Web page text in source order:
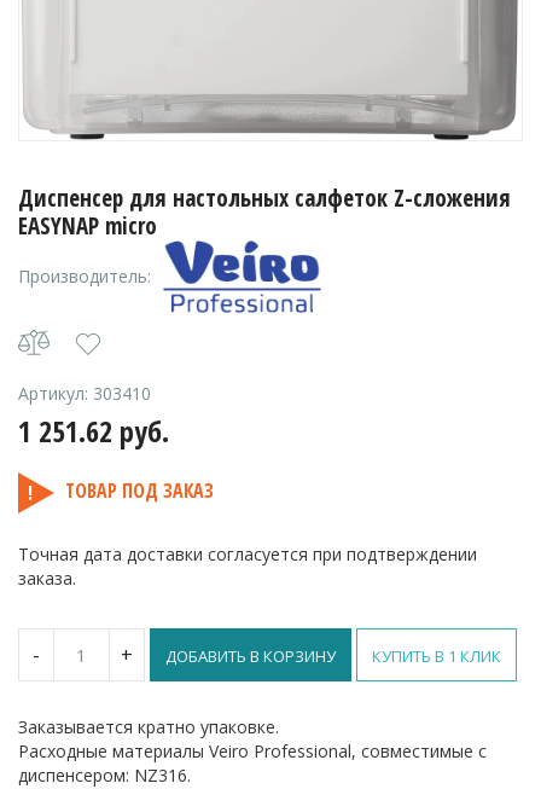
Диспенсер для настольных салфеток Z-сложения
EASYNAP micro
Производитель:
Артикул: 303410
1 251.62 руб.
ТОВАР ПОД ЗАКАЗ
Точная дата доставки согласуется при подтверждении
заказа.
-
Диспенсер
для
салфеток
Z-
сложения
+ ДОБАВИТЬ В КОРЗИНУ КУПИТЬ В 1 КЛИК
Заказывается кратно упаковке.
Расходные материалы Veiro Professional, совместимые с
диспенсером: NZ316.